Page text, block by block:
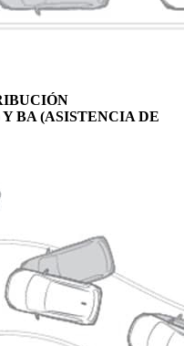
BA (ASISTENCIA DE